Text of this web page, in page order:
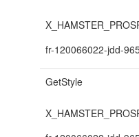
fr-120066022-jdd-
GetStyle